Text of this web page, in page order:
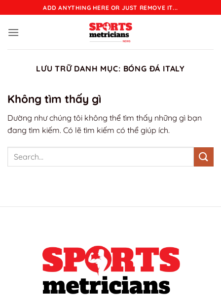
qua
nội
ADD ANYTHING HERE OR JUST REMOVE IT...
LƯU TRỮ DANH MỤC: BÓNG ĐÁ ITALY
Không tìm thấy gì
Dường như chúng tôi không thể tìm thấy những gì bạn
đang tìm kiếm. Có lẽ tìm kiếm có thể giúp ích.